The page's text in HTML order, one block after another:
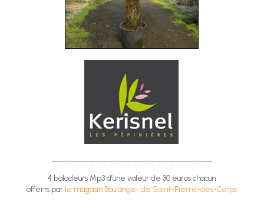
4 baladeurs Mp3 d’une valeur de 30 euros chacun
offerts par le magasin Boulanger de Saint-Pierre-des-Corps